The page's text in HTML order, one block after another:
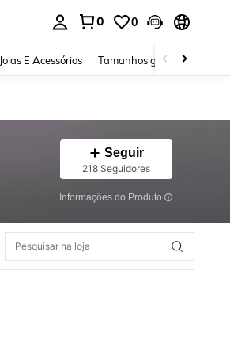
0 0
Joias E Acessórios Tamanhos grandes
Seguir
218 Seguidores
Informações do Produto